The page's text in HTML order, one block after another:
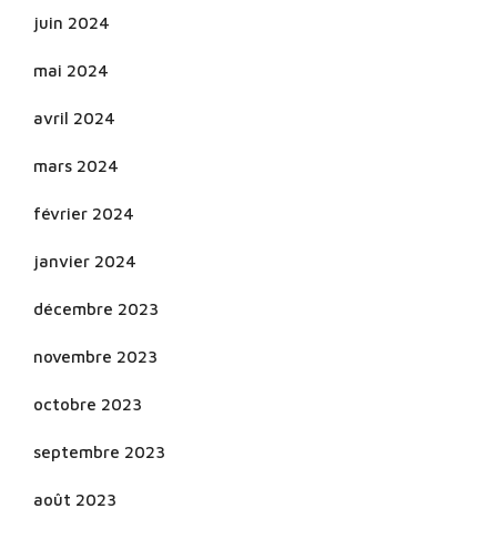
juin 2024
mai 2024
avril 2024
mars 2024
février 2024
janvier 2024
décembre 2023
novembre 2023
octobre 2023
septembre 2023
août 2023